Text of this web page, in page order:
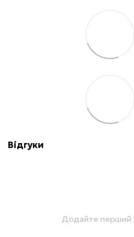
Відгуки
Додайте перший